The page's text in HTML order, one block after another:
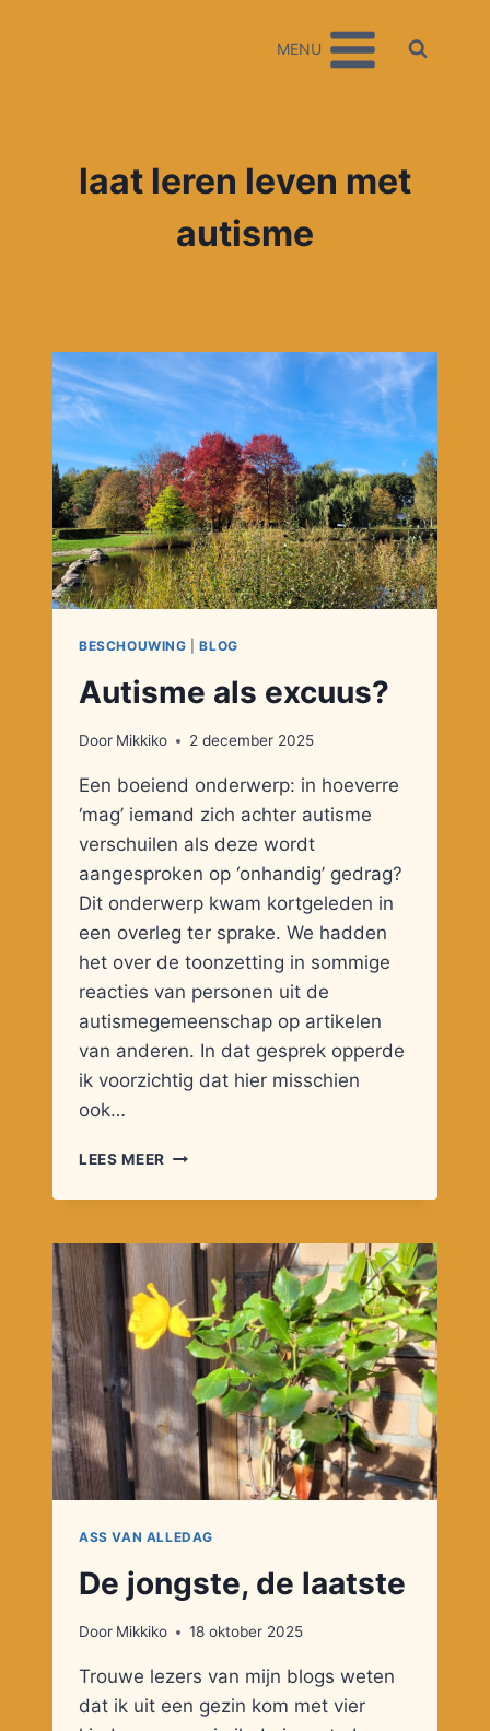
MENU
laat leren leven met
autisme
BESCHOUWING |BLOG
Autisme als excuus?
Door Mikkiko 2 december 2025
Een boeiend onderwerp: in hoeverre
‘mag’ iemand zich achter autisme
verschuilen als deze wordt
aangesproken op ‘onhandig’ gedrag?
Dit onderwerp kwam kortgeleden in
een overleg ter sprake. We hadden
het over de toonzetting in sommige
reacties van personen uit de
autismegemeenschap op artikelen
van anderen. In dat gesprek opperde
ik voorzichtig dat hier misschien
ook…
LEES MEER AUTISME
EXCUUS?
ASS VAN ALLEDAG
De jongste, de laatste
Door Mikkiko 18 oktober 2025
Trouwe lezers van mijn blogs weten
dat ik uit een gezin kom met vier